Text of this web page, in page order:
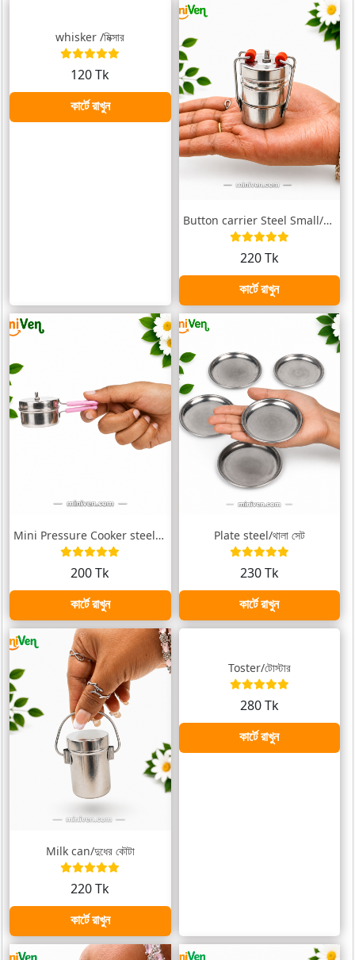
whisker /মিক্সার
120 Tk
কার্টে রাখুন
Button carrier Steel Small/বাটন টিফিনবক্...
220 Tk
কার্টে রাখুন
Mini Pressure Cooker steel/ছোট্ট প্রেসার...
200 Tk
কার্টে রাখুন
Plate steel/থালা সেট
230 Tk
কার্টে রাখুন
Milk can/দুধের কৌটা
220 Tk
কার্টে রাখুন
Toster/টোস্টার
280 Tk
কার্টে রাখুন